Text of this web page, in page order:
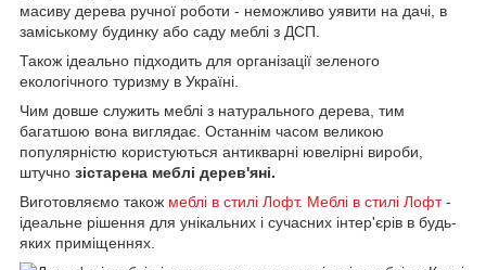
масиву дерева ручної роботи - неможливо уявити на дачі, в
заміському будинку або саду меблі з ДСП.
Також ідеально підходить для організації зеленого
екологічного туризму в Україні.
Чим довше служить меблі з натурального дерева, тим
багатшою вона виглядає. Останнім часом великою
популярністю користуються антикварні ювелірні вироби,
штучно зістарена меблі дерев'яні.
Виготовляємо також меблі в стилі Лофт. Меблі в стилі Лофт-
ідеальне рішення для унікальних і сучасних інтер'єрів в будь-
яких приміщеннях.